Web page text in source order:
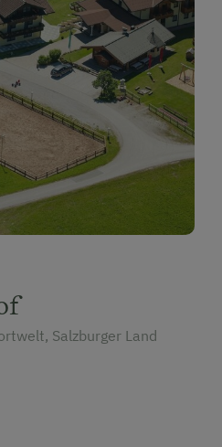
Salzburger Land